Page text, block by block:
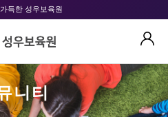
득한 성우보육원
니티